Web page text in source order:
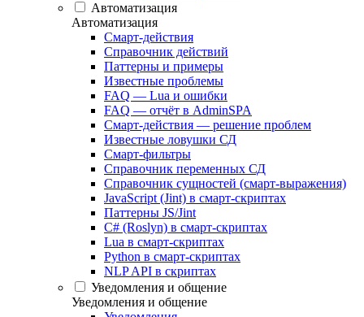
Автоматизация
Автоматизация
Смарт-действия
Справочник действий
Паттерны и примеры
Известные проблемы
FAQ — Lua и ошибки
FAQ — отчёт в AdminSPA
Смарт-действия — решение проблем
Известные ловушки СД
Смарт-фильтры
Справочник переменных СД
Справочник сущностей (смарт-выражения)
JavaScript (Jint) в смарт-скриптах
Паттерны JS/Jint
C# (Roslyn) в смарт-скриптах
Lua в смарт-скриптах
Python в смарт-скриптах
NLP API в скриптах
Уведомления и общение
Уведомления и общение